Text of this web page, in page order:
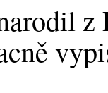
z